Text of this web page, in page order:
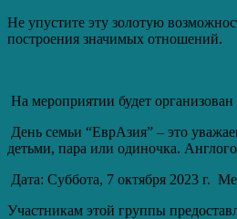
Не упустите эту золотую
построения значимых отношений.
На мероприятии будет
День семьи “ЕврАзия” – это
детьми, пара или одиночка.
Дата: Суббота, 7 октября 2023 г.
Участникам этой группы